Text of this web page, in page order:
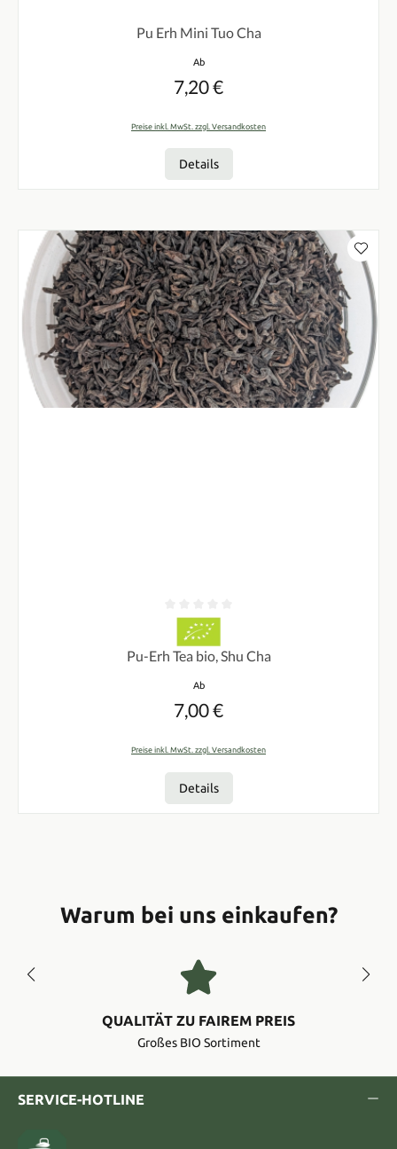
Pu Erh Mini Tuo Cha
Regulärer Preis:
Ab
7,20 €
Preise inkl. MwSt. zzgl. Versandkosten
Details
Durchschnittliche Bewertung von 0 von 5 Sternen
Pu-Erh Tea bio, Shu Cha
Regulärer Preis:
Ab
7,00 €
Preise inkl. MwSt. zzgl. Versandkosten
Details
Warum bei uns einkaufen?
QUALITÄT ZU FAIREM PREIS
Großes BIO Sortiment
SERVICE-HOTLINE